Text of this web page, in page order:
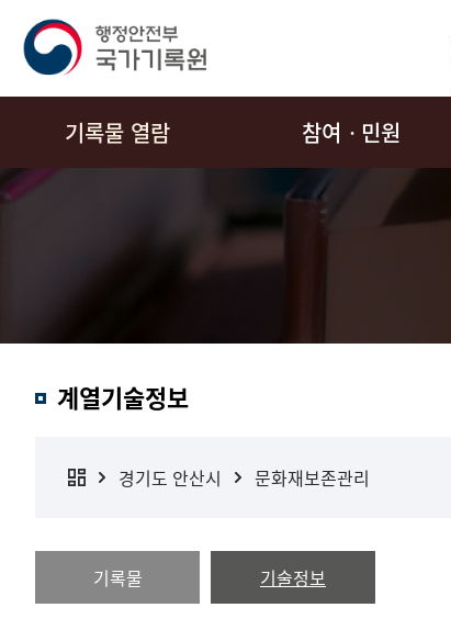
기록물 열람 참여ㆍ민원
계열기술정보
경기도 안산시 문화재보존관리
기록물 기술정보